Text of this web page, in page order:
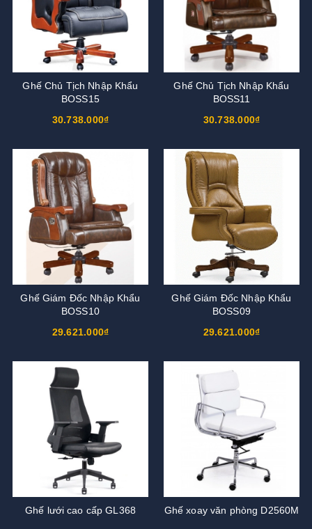
Ghế Chủ Tịch Nhập Khẩu
BOSS15
30.738.000₫
Ghế Chủ Tịch Nhập Khẩu
BOSS11
30.738.000₫
Ghế Giám Đốc Nhập Khẩu
BOSS10
29.621.000₫
Ghế Giám Đốc Nhập Khẩu
BOSS09
29.621.000₫
Ghế lưới cao cấp GL368 Ghế xoay văn phòng D2560M